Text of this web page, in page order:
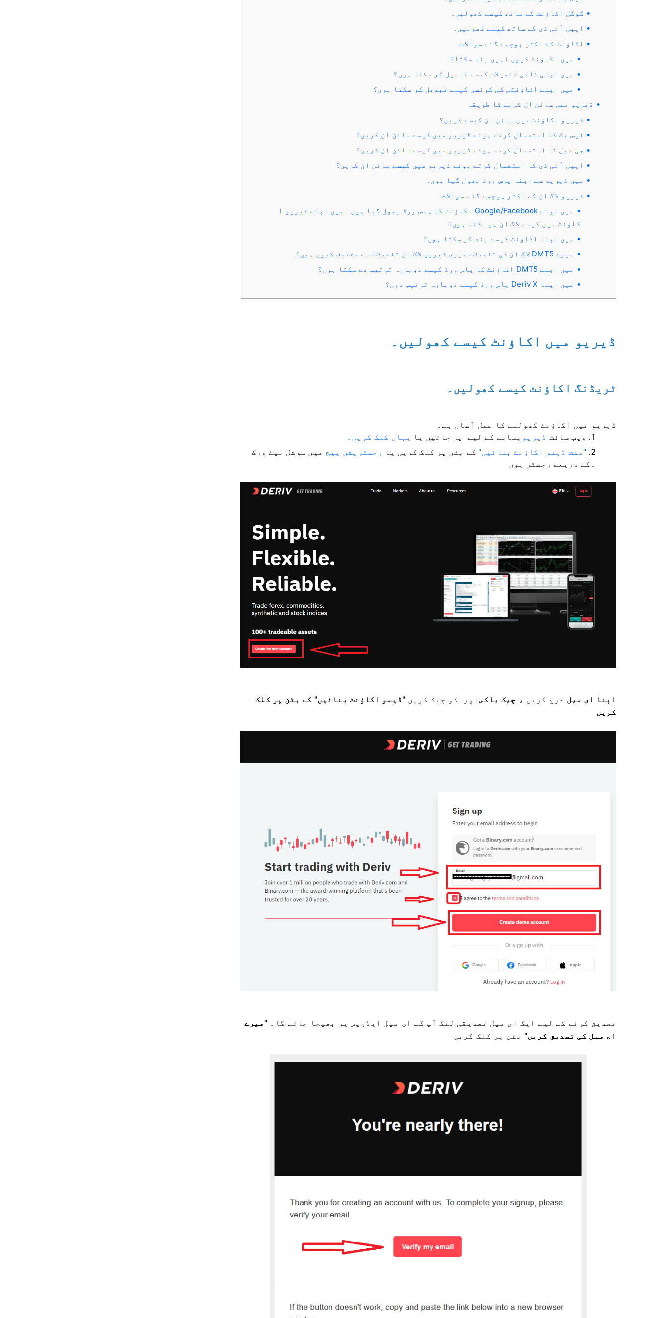
گوگل اکاؤنٹ کے ساتھ کیسے کھولیں۔
ایپل آئی ڈی کے ساتھ کیسے کھولیں۔
اکاؤنٹ کے اکثر پوچھے گئے سوالات
میں اکاؤنٹ کیوں نہیں بنا سکتا؟
میں اپنی ذاتی تفصیلات کیسے تبدیل کر سکتا ہوں؟
میں اپنے اکاؤنٹس کی کرنسی کیسے تبدیل کر سکتا ہوں؟
ڈیریو میں سائن ان کرنے کا طریقہ
ڈیریو اکاؤنٹ میں سائن ان کیسے کریں؟
فیس بک کا استعمال کرتے ہوئے ڈیریو میں کیسے سائن ان کریں؟
جی میل کا استعمال کرتے ہوئے ڈیریو میں کیسے سائن ان کریں؟
ایپل آئی ڈی کا استعمال کرتے ہوئے ڈیریو میں کیسے سائن ان کریں؟
میں ڈیریو سے اپنا پاس ورڈ بھول گیا ہوں۔
ڈیریو لاگ ان کے اکثر پوچھے گئے سوالات
میں اپنے Google/Facebook اکاؤنٹ کا پاس ورڈ بھول گیا ہوں۔ میں اپنے ڈیریو ا
کاؤنٹ میں کیسے لاگ ان ہو سکتا ہوں؟
میں اپنا اکاؤنٹ کیسے بند کر سکتا ہوں؟
میرے DMT5 لاگ ان کی تفصیلات میری ڈیریو لاگ ان تفصیلات سے مختلف کیوں ہیں؟
میں اپنے DMT5 اکاؤنٹ کا پاس ورڈ کیسے دوبارہ ترتیب دے سکتا ہوں؟
میں اپنا Deriv X پاس ورڈ کیسے دوبارہ ترتیب دوں؟
ڈیریو میں اکاؤنٹ کیسے کھولیں۔
ٹریڈنگ اکاؤنٹ کیسے کھولیں۔
ڈیریو میں اکاؤنٹ کھولنے کا عمل آسان ہے۔
ویب سائٹ ڈیریو پر جائیں یا بنانے کے لیے
یہاں کلک کریں۔
"مفت ڈینو اکاؤنٹ بنائیں" کے بٹن پر کلک کریں یا رجسٹریشن پیج میں سوشل نیٹ ورک
کے ذریعے رجسٹر ہوں ۔
اپنا ای میل درج کریں ، چیک باکس کو چیک کریں اور
"ڈیمو اکاؤنٹ بنائیں" کے بٹن پر کلک
کریں
ایک ای میل تصدیقی لنک آپ کے ای میل ایڈریس پر بھیجا جائے گا۔ تصدیق کرنے کے لیے
"میرے
ای میل کی تصدیق کریں" بٹن پر کلک کریں